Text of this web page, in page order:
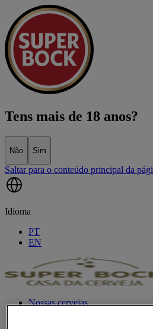
Tens mais de 18 anos?
Não Sim
Saltar para o conteúdo principal da
Idioma
PT
EN
Nossas cervejas